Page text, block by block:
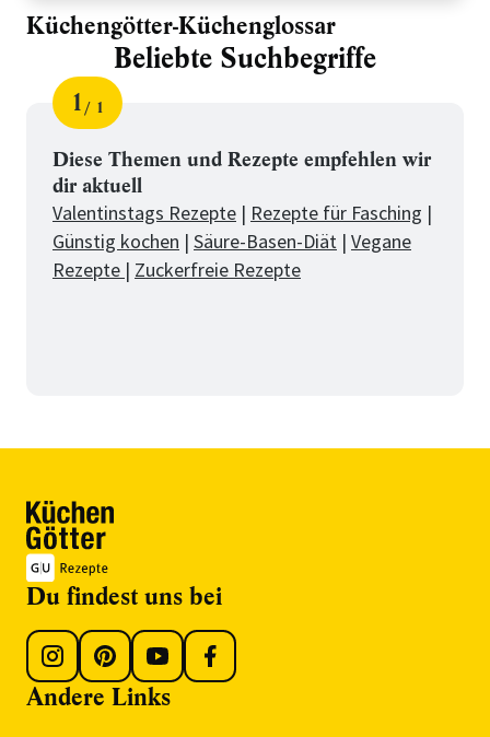
Küchengötter-Küchenglossar
Beliebte Suchbegriffe
Schritt
1
von
1
für
Beliebte
Suchbegriffe
Diese Themen und Rezepte empfehlen wir
dir aktuell
Valentinstags Rezepte | Rezepte für Fasching |
Günstig kochen | Säure-Basen-Diät | Vegane
Rezepte | Zuckerfreie Rezepte
Du findest uns bei
Andere Links